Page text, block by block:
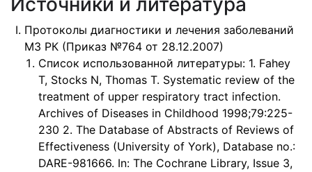
Протоколы диагностики и лечения заболеваний
МЗ РК (Приказ №764 от 28.12.2007)
Список использованной литературы: 1. Fahey
T, Stocks N, Thomas T. Systematic review of the
treatment of upper respiratory tract infection.
Archives of Diseases in Childhood 1998;79:225-
230 2. The Database of Abstracts of Reviews of
Effectiveness (University of York), Database no.:
DARE-981666. In: The Cochrane Library, Issue 3,